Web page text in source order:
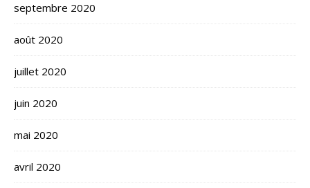
septembre 2020
août 2020
juillet 2020
juin 2020
mai 2020
avril 2020